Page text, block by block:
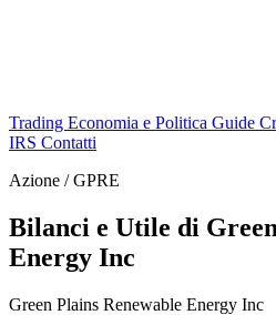
Trading Economia e Politica Guide
IRS Contatti
Azione / GPRE
Bilanci e Utile di
Energy Inc
Green Plains Renewable Energy Inc